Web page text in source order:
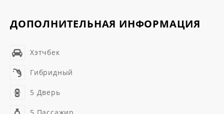
ДОПОЛНИТЕЛЬНАЯ ИНФОРМАЦИЯ
Хэтчбек
Гибридный
5 Дверь